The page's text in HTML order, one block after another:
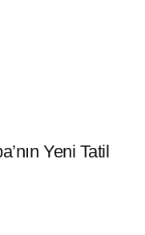
Yeni Tatil